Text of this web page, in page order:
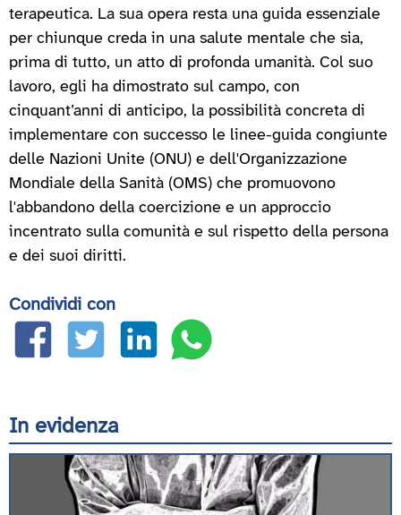
terapeutica. La sua opera resta una guida essenziale
per chiunque creda in una salute mentale che sia,
prima di tutto, un atto di profonda umanità. Col suo
lavoro, egli ha dimostrato sul campo, con
cinquant’anni di anticipo, la possibilità concreta di
implementare con successo le linee-guida congiunte
delle Nazioni Unite (ONU) e dell'Organizzazione
Mondiale della Sanità (OMS) che promuovono
l'abbandono della coercizione e un approccio
incentrato sulla comunità e sul rispetto della persona
e dei suoi diritti.
Condividi con
In evidenza